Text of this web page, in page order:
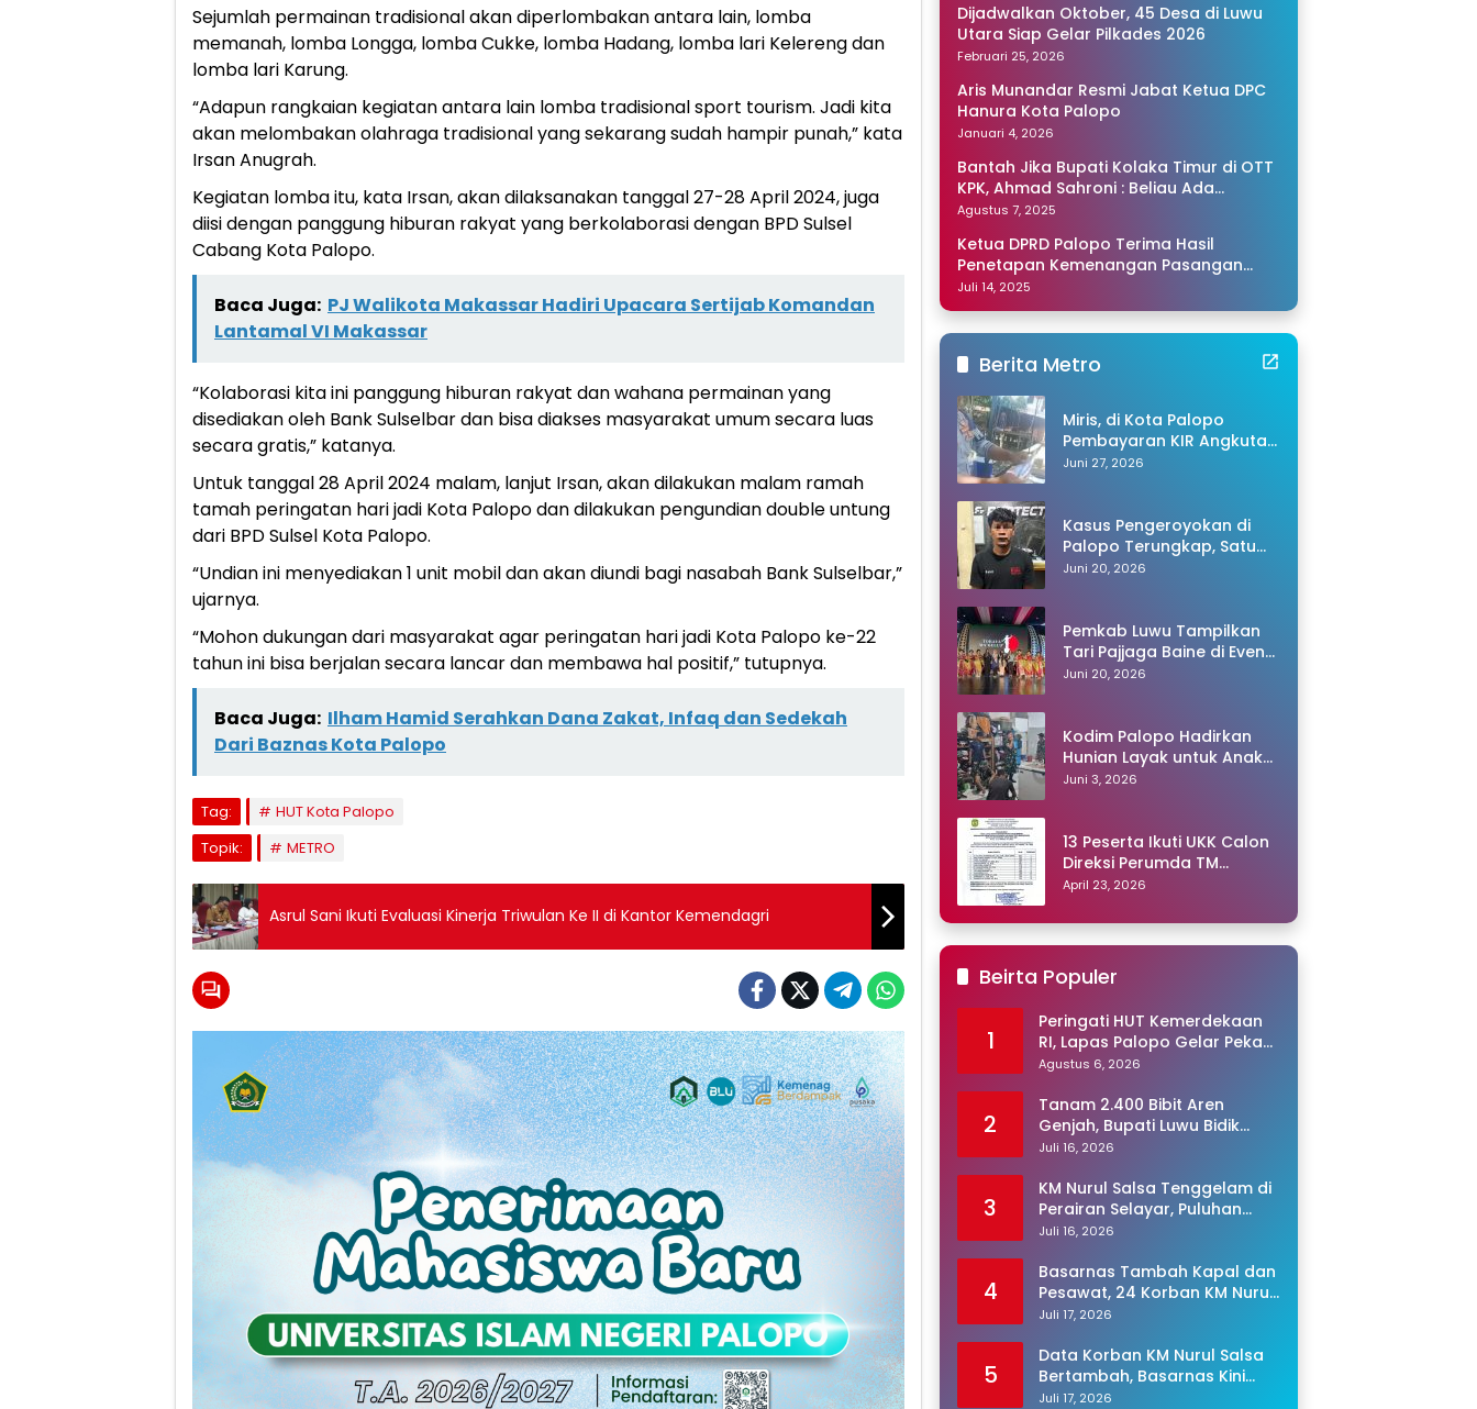
Sejumlah permainan tradisional akan diperlombakan antara lain, lomba
memanah, lomba Longga, lomba Cukke, lomba Hadang, lomba lari Kelereng dan
lomba lari Karung.
“Adapun rangkaian kegiatan antara lain lomba tradisional sport tourism. Jadi kita
akan melombakan olahraga tradisional yang sekarang sudah hampir punah,” kata
Irsan Anugrah.
Kegiatan lomba itu, kata Irsan, akan dilaksanakan tanggal 27-28 April 2024, juga
diisi dengan panggung hiburan rakyat yang berkolaborasi dengan BPD Sulsel
Cabang Kota Palopo.
Baca Juga: PJ Walikota Makassar Hadiri Upacara Sertijab Komandan
Lantamal VI Makassar
“Kolaborasi kita ini panggung hiburan rakyat dan wahana permainan yang
disediakan oleh Bank Sulselbar dan bisa diakses masyarakat umum secara luas
secara gratis,” katanya.
Untuk tanggal 28 April 2024 malam, lanjut Irsan, akan dilakukan malam ramah
tamah peringatan hari jadi Kota Palopo dan dilakukan pengundian double untung
dari BPD Sulsel Kota Palopo.
“Undian ini menyediakan 1 unit mobil dan akan diundi bagi nasabah Bank Sulselbar,”
ujarnya.
“Mohon dukungan dari masyarakat agar peringatan hari jadi Kota Palopo ke-22
tahun ini bisa berjalan secara lancar dan membawa hal positif,” tutupnya.
Baca Juga: Ilham Hamid Serahkan Dana Zakat, Infaq dan Sedekah
Dari Baznas Kota Palopo
Tag:
HUT Kota Palopo
Topik:
METRO
Asrul Sani Ikuti Evaluasi Kinerja Triwulan Ke II di Kantor Kemendagri
Dijadwalkan Oktober, 45 Desa di Luwu
Utara Siap Gelar Pilkades 2026
Februari 25, 2026
Aris Munandar Resmi Jabat Ketua DPC
Hanura Kota Palopo
Januari 4, 2026
Bantah Jika Bupati Kolaka Timur di OTT
KPK, Ahmad Sahroni : Beliau Ada
Disamping Saya di Makassar
Agustus 7, 2025
Ketua DPRD Palopo Terima Hasil
Penetapan Kemenangan Pasangan
Naili-Akhmad dari KPU Sulsel
Juli 14, 2025
Berita Metro
Miris, di Kota Palopo
Pembayaran KIR Angkutan
Barang Capai Rp600 Ribu,
Juni 27, 2026
Kasus Pengeroyokan di
Palopo Terungkap, Satu
Tersangka Ditangkap
Juni 20, 2026
Pemkab Luwu Tampilkan
Tari Pajjaga Baine di Event
Toraya Ma’gellu’ 2026
Juni 20, 2026
Kodim Palopo Hadirkan
Hunian Layak untuk Anak
Panti
Juni 3, 2026
13 Peserta Ikuti UKK Calon
Direksi Perumda TM
Palopo, Ris Akril Raih
April 23, 2026
Beirta Populer
1
Peringati HUT Kemerdekaan
RI, Lapas Palopo Gelar Pekan
Olahraga untuk Warga
Agustus 6, 2026
2
Tanam 2.400 Bibit Aren
Genjah, Bupati Luwu Bidik
Sentra Produksi Gula Aren
Juli 16, 2026
3
KM Nurul Salsa Tenggelam di
Perairan Selayar, Puluhan
Penumpang Masih Hilang
Juli 16, 2026
4
Basarnas Tambah Kapal dan
Pesawat, 24 Korban KM Nurul
Salsa Masih Dicari
Juli 17, 2026
5
Data Korban KM Nurul Salsa
Bertambah, Basarnas Kini
Cari 25 Orang yang Masih
Juli 17, 2026